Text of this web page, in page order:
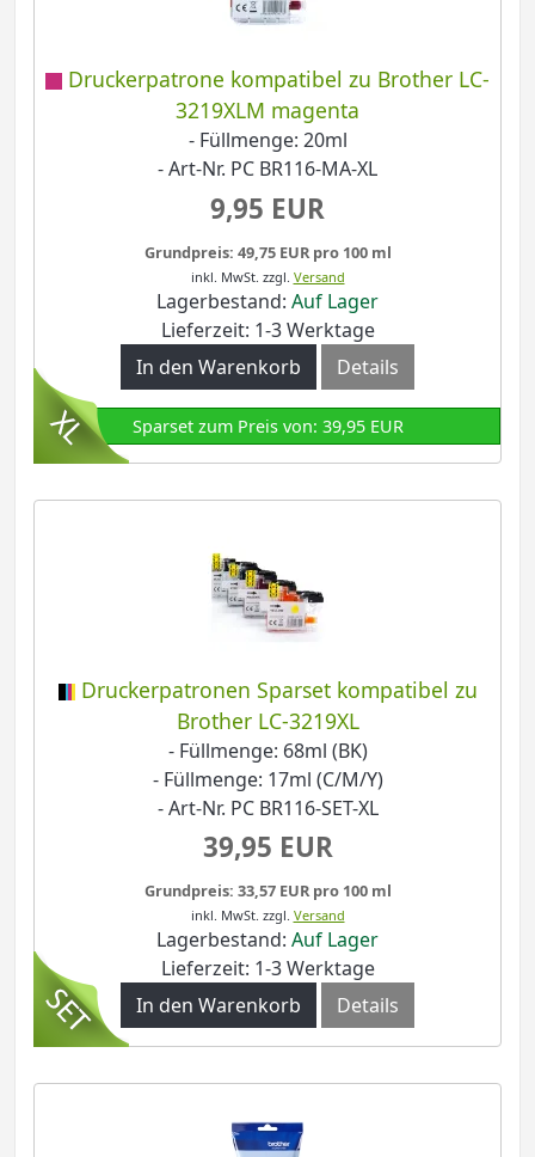
Druckerpatrone kompatibel zu Brother LC-
3219XLM magenta
- Füllmenge: 20ml
- Art-Nr. PC BR116-MA-XL
9,95 EUR
Grundpreis: 49,75 EUR pro 100 ml
inkl. MwSt. zzgl. Versand
Lagerbestand: Auf Lager
Lieferzeit: 1-3 Werktage
In den Warenkorb
Details
Sparset zum Preis von: 39,95 EUR
Druckerpatronen Sparset kompatibel zu
Brother LC-3219XL
- Füllmenge: 68ml (BK)
- Füllmenge: 17ml (C/M/Y)
- Art-Nr. PC BR116-SET-XL
39,95 EUR
Grundpreis: 33,57 EUR pro 100 ml
inkl. MwSt. zzgl. Versand
Lagerbestand: Auf Lager
Lieferzeit: 1-3 Werktage
In den Warenkorb
Details